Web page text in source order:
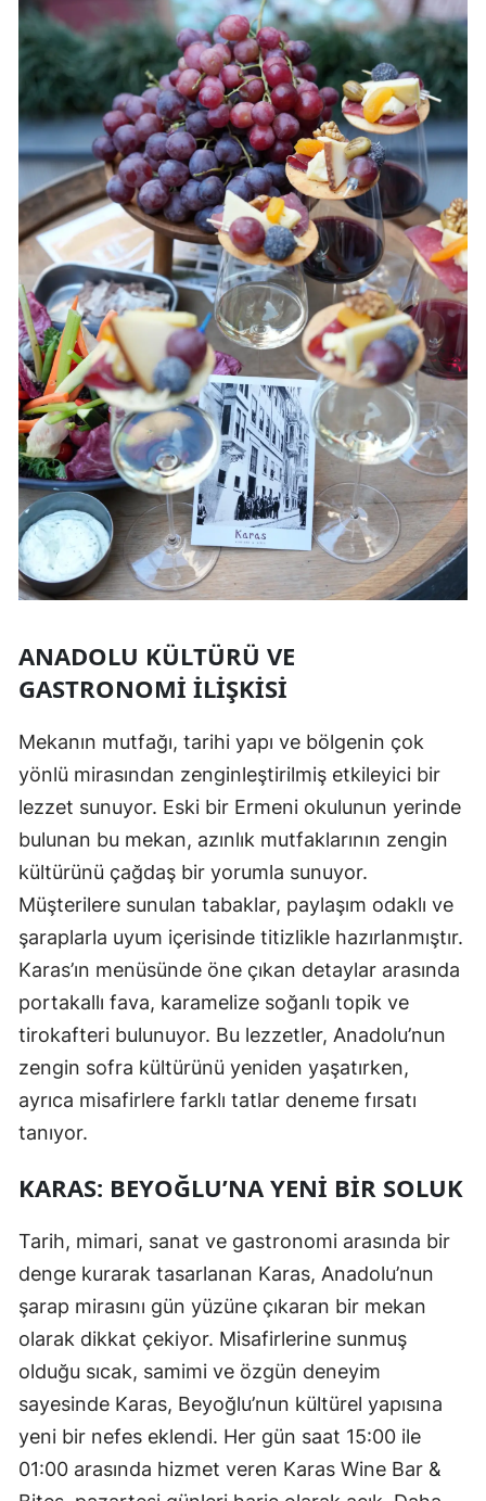
ANADOLU KÜLTÜRÜ VE
GASTRONOMI İLIŞKISI
Mekanın mutfağı, tarihi yapı ve bölgenin çok
yönlü mirasından zenginleştirilmiş etkileyici bir
lezzet sunuyor. Eski bir Ermeni okulunun yerinde
bulunan bu mekan, azınlık mutfaklarının zengin
kültürünü çağdaş bir yorumla sunuyor.
Müşterilere sunulan tabaklar, paylaşım odaklı ve
şaraplarla uyum içerisinde titizlikle hazırlanmıştır.
Karas’ın menüsünde öne çıkan detaylar arasında
portakallı fava, karamelize soğanlı topik ve
tirokafteri bulunuyor. Bu lezzetler, Anadolu’nun
zengin sofra kültürünü yeniden yaşatırken,
ayrıca misafirlere farklı tatlar deneme fırsatı
tanıyor.
KARAS: BEYOĞLU’NA YENI BIR SOLUK
Tarih, mimari, sanat ve gastronomi arasında bir
denge kurarak tasarlanan Karas, Anadolu’nun
şarap mirasını gün yüzüne çıkaran bir mekan
olarak dikkat çekiyor. Misafirlerine sunmuş
olduğu sıcak, samimi ve özgün deneyim
sayesinde Karas, Beyoğlu’nun kültürel yapısına
yeni bir nefes eklendi. Her gün saat 15:00 ile
01:00 arasında hizmet veren Karas Wine Bar &